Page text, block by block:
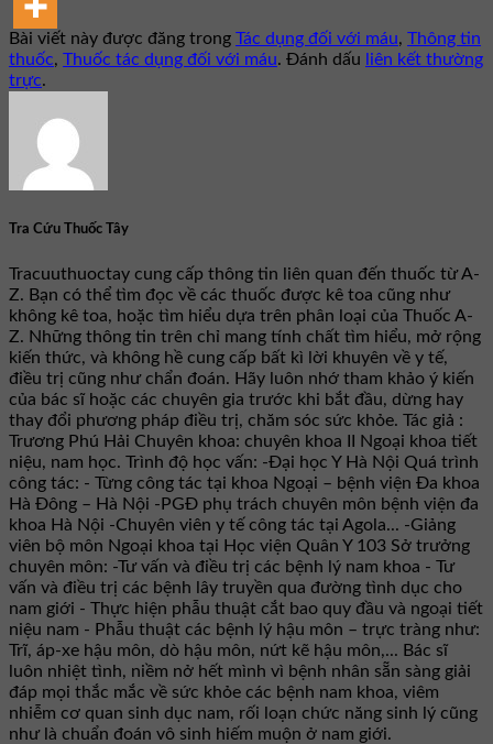
Bài viết này được đăng trong Tác dụng đối với máu, Thông tin
thuốc, Thuốc tác dụng đối với máu. Đánh dấu
liên kết thường
trực.
Tra Cứu Thuốc Tây
Tracuuthuoctay cung cấp thông tin liên quan đến thuốc từ A-
Z. Bạn có thể tìm đọc về các thuốc được kê toa cũng như
không kê toa, hoặc tìm hiểu dựa trên phân loại của Thuốc A-
Z. Những thông tin trên chỉ mang tính chất tìm hiểu, mở rộng
kiến thức, và không hề cung cấp bất kì lời khuyên về y tế,
điều trị cũng như chẩn đoán. Hãy luôn nhớ tham khảo ý kiến
của bác sĩ hoặc các chuyên gia trước khi bắt đầu, dừng hay
thay đổi phương pháp điều trị, chăm sóc sức khỏe. Tác giả :
Trương Phú Hải Chuyên khoa: chuyên khoa II Ngoại khoa tiết
niệu, nam học. Trình độ học vấn: -Đại học Y Hà Nội Quá trình
công tác: - Từng công tác tại khoa Ngoại – bệnh viện Đa khoa
Hà Đông – Hà Nội -PGĐ phụ trách chuyên môn bệnh viện đa
khoa Hà Nội -Chuyên viên y tế công tác tại Agola... -Giảng
viên bộ môn Ngoại khoa tại Học viện Quân Y 103 Sở trưởng
chuyên môn: -Tư vấn và điều trị các bệnh lý nam khoa - Tư
vấn và điều trị các bệnh lây truyền qua đường tình dục cho
nam giới - Thực hiện phẫu thuật cắt bao quy đầu và ngoại tiết
niệu nam - Phẫu thuật các bệnh lý hậu môn – trực tràng như:
Trĩ, áp-xe hậu môn, dò hậu môn, nứt kẽ hậu môn,... Bác sĩ
luôn nhiệt tình, niềm nở hết mình vì bệnh nhân sẵn sàng giải
đáp mọi thắc mắc về sức khỏe các bệnh nam khoa, viêm
nhiễm cơ quan sinh dục nam, rối loạn chức năng sinh lý cũng
như là chuẩn đoán vô sinh hiếm muộn ở nam giới.